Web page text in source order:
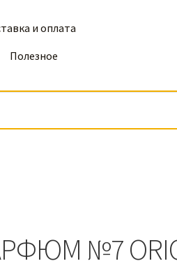
и оплата
Полезное
№7